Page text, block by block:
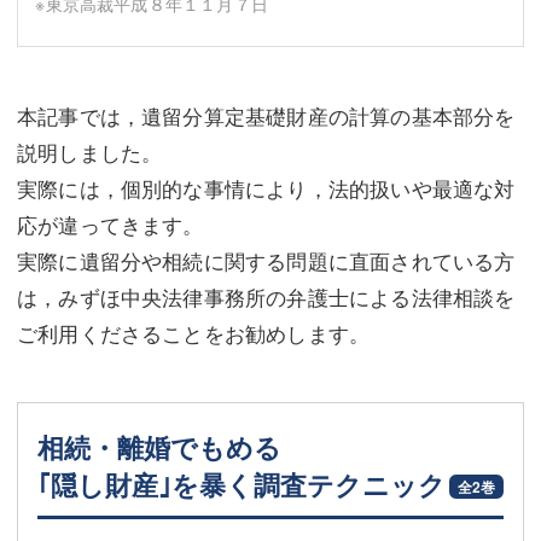
本記事では，遺留分算定基礎財産の計算の基本部分を
説明しました。
実際には，個別的な事情により，法的扱いや最適な対
応が違ってきます。
実際に遺留分や相続に関する問題に直面されている方
は，みずほ中央法律事務所の弁護士による法律相談を
ご利用くださることをお勧めします。
相続・離婚でもめる
｢隠し財産｣を暴く調査テクニック
全2巻